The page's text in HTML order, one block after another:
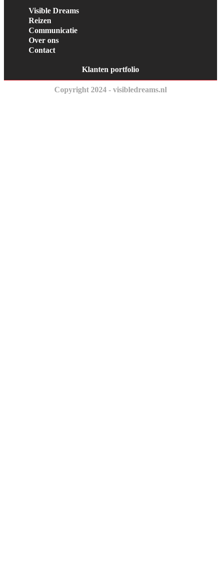
Visible Dreams
Reizen
Communicatie
Over ons
Contact
Klanten portfolio
Copyright 2024 - visibledreams.nl